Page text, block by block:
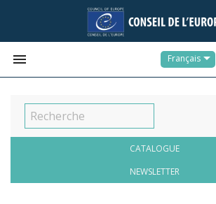
 Français
CATALOGUE
NEWSLETTER